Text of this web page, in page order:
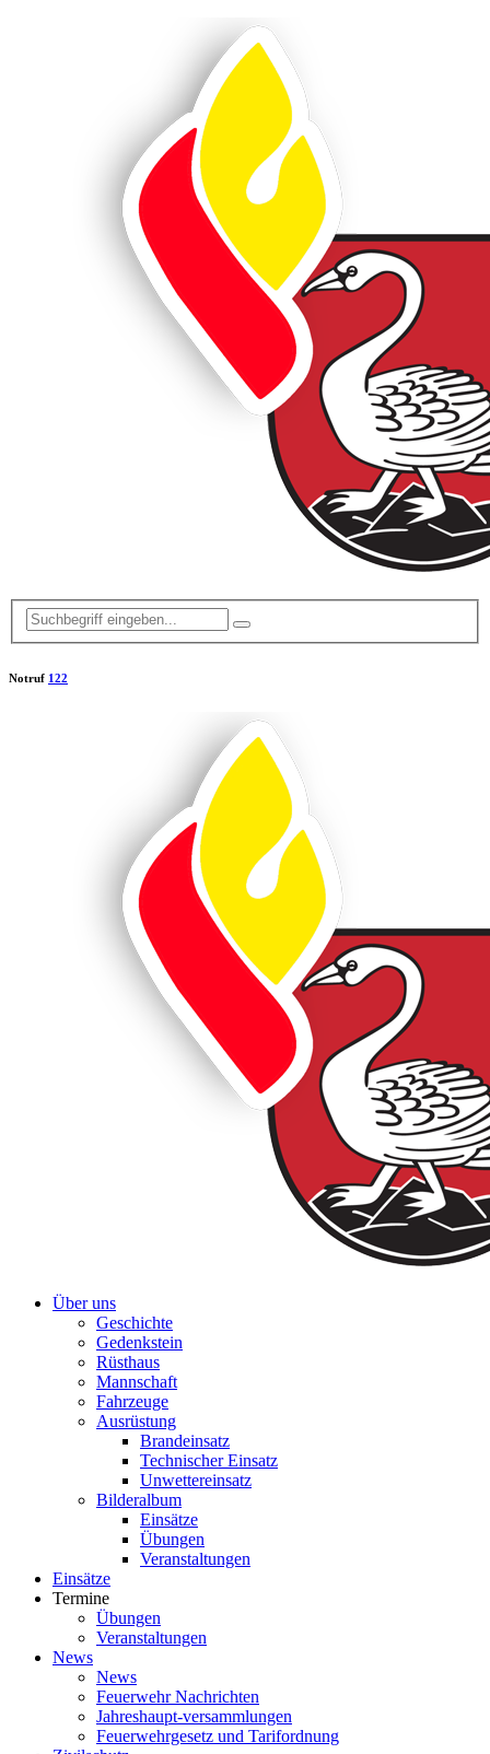
Notruf 122
Über uns
Geschichte
Gedenkstein
Rüsthaus
Mannschaft
Fahrzeuge
Ausrüstung
Brandeinsatz
Technischer Einsatz
Unwettereinsatz
Bilderalbum
Einsätze
Übungen
Veranstaltungen
Einsätze
Termine
Übungen
Veranstaltungen
News
News
Feuerwehr Nachrichten
Jahreshaupt-versammlungen
Feuerwehrgesetz und Tarifordnung